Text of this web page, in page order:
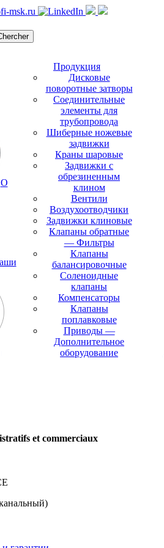
msk.ru
О
Продукция
Дисковые
поворотные затворы
Соединительные
элементы для
трубопровода
Шиберные ножевые
задвижки
Краны шаровые
Задвижки с
обрезиненным
клином
Вентили
Воздухоотводчики
Задвижки клиновые
Клапаны обратные
— Фильтры
Клапаны
балансировочные
Соленоидные
клапаны
Компенсаторы
Клапаны
поплавковые
Приводы —
Дополнительное
оборудование
et commerciaux